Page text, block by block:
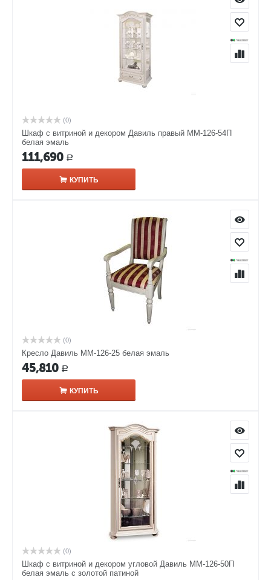
(0)
Шкаф с витриной и декором Давиль правый ММ-126-54П
белая эмаль
111,690 Р
КУПИТЬ
(0)
Кресло Давиль ММ-126-25 белая эмаль
45,810 Р
КУПИТЬ
(0)
Шкаф с витриной и декором угловой Давиль ММ-126-50П
белая эмаль с золотой патиной